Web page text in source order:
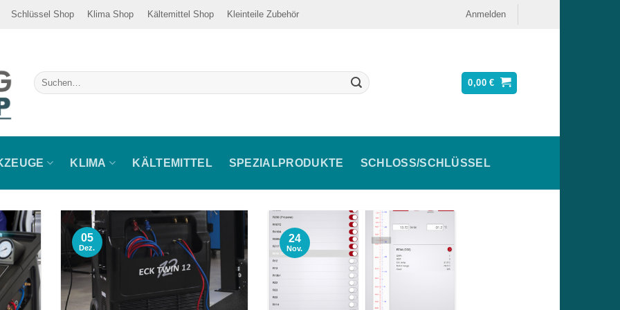
Schlüssel Shop Klima Shop Kältemittel Shop Kleinteile Zubehör Anmelden
Suche
nach:
0,00€
KLIMA KÄLTEMITTEL SPEZIALPRODUKTE SCHLOSS/SCHLÜSSEL
05
Dez.
24
Nov.